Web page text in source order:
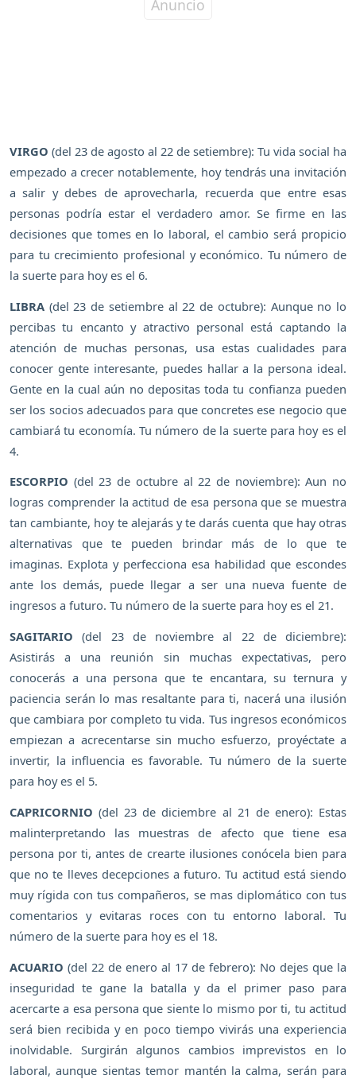
VIRGO (del 23 de agosto al 22 de setiembre): Tu vida social ha
empezado a crecer notablemente, hoy tendrás una invitación
a salir y debes de aprovecharla, recuerda que entre esas
personas podría estar el verdadero amor. Se firme en las
decisiones que tomes en lo laboral, el cambio será propicio
para tu crecimiento profesional y económico. Tu número de
la suerte para hoy es el 6.
LIBRA (del 23 de setiembre al 22 de octubre): Aunque no lo
percibas tu encanto y atractivo personal está captando la
atención de muchas personas, usa estas cualidades para
conocer gente interesante, puedes hallar a la persona ideal.
Gente en la cual aún no depositas toda tu confianza pueden
ser los socios adecuados para que concretes ese negocio que
cambiará tu economía. Tu número de la suerte para hoy es el
4.
ESCORPIO (del 23 de octubre al 22 de noviembre): Aun no
logras comprender la actitud de esa persona que se muestra
tan cambiante, hoy te alejarás y te darás cuenta que hay otras
alternativas que te pueden brindar más de lo que te
imaginas. Explota y perfecciona esa habilidad que escondes
ante los demás, puede llegar a ser una nueva fuente de
ingresos a futuro. Tu número de la suerte para hoy es el 21.
SAGITARIO (del 23 de noviembre al 22 de diciembre):
Asistirás a una reunión sin muchas expectativas, pero
conocerás a una persona que te encantara, su ternura y
paciencia serán lo mas resaltante para ti, nacerá una ilusión
que cambiara por completo tu vida. Tus ingresos económicos
empiezan a acrecentarse sin mucho esfuerzo, proyéctate a
invertir, la influencia es favorable. Tu número de la suerte
para hoy es el 5.
CAPRICORNIO (del 23 de diciembre al 21 de enero): Estas
malinterpretando las muestras de afecto que tiene esa
persona por ti, antes de crearte ilusiones conócela bien para
que no te lleves decepciones a futuro. Tu actitud está siendo
muy rígida con tus compañeros, se mas diplomático con tus
comentarios y evitaras roces con tu entorno laboral. Tu
número de la suerte para hoy es el 18.
ACUARIO (del 22 de enero al 17 de febrero): No dejes que la
inseguridad te gane la batalla y da el primer paso para
acercarte a esa persona que siente lo mismo por ti, tu actitud
será bien recibida y en poco tiempo vivirás una experiencia
inolvidable. Surgirán algunos cambios imprevistos en lo
laboral, aunque sientas temor mantén la calma, serán para